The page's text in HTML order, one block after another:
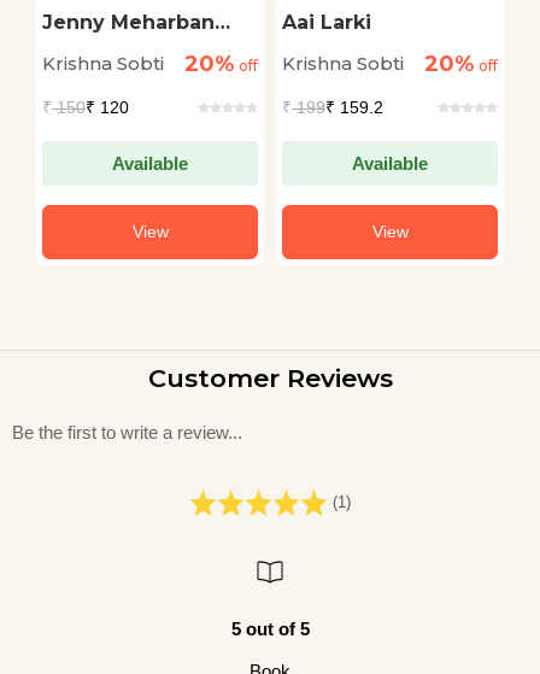
Jenny Meharban
Krishna Sobti
20% off
₹150₹ 120
Available
View
Aai Larki
Krishna Sobti
20% off
₹199₹ 159.2
Available
View
Customer Reviews
Be the first to write a review...
(1)
5 out of 5